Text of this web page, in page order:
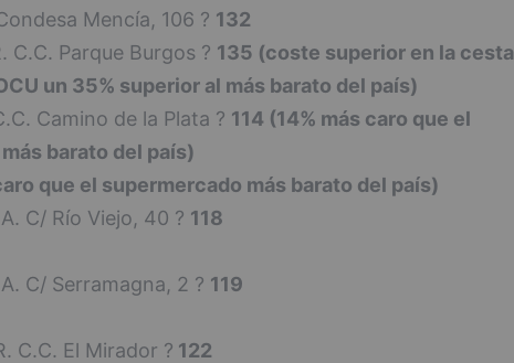
Mencía, 106 ? 132
C.C. Parque Burgos ? 135 (coste superior en la cesta
un 35% superior al más barato del país)
Camino de la Plata ? 114 (14% más caro que el
barato del país)
que el supermercado más barato del país)
C/ Río Viejo, 40 ? 118
C/ Serramagna, 2 ? 119
C.C. El Mirador ? 122